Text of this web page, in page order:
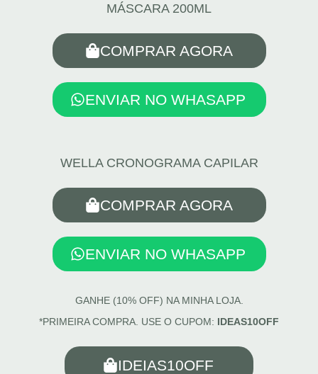
MÁSCARA 200ML
COMPRAR AGORA
ENVIAR NO WHASAPP
WELLA CRONOGRAMA CAPILAR
COMPRAR AGORA
ENVIAR NO WHASAPP
GANHE (10% OFF) NA MINHA LOJA.
*PRIMEIRA COMPRA. USE O CUPOM: IDEAS10OFF
IDEIAS10OFF